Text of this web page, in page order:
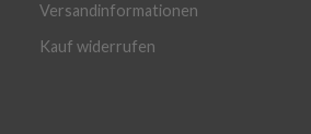
Versandinformationen
Kauf widerrufen